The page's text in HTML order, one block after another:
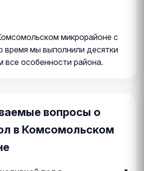
микрорайоне с
время мы выполнили десятки
все особенности района.
вопросы о
в Комсомольском